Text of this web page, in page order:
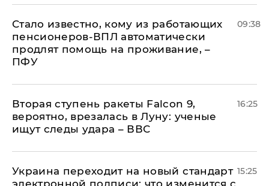
Стало известно, кому из работающих
пенсионеров-ВПЛ автоматически
продлят помощь на проживание, –
ПФУ
09:38
Вторая ступень ракеты Falcon 9,
вероятно, врезалась в Луну: ученые
ищут следы удара – ВВС
16:25
Украина переходит на новый стандарт
электронной подписи: что изменится с
15:25